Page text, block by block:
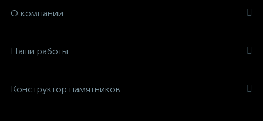
О компании
Наши работы
Конструктор памятников